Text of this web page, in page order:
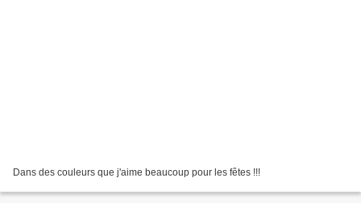
Dans des couleurs que j'aime beaucoup pour les fêtes !!!